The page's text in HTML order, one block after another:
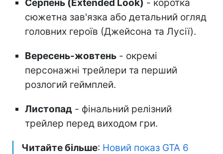
Серпень (Extended Look) - коротка
сюжетна зав'язка або детальний огляд
головних героїв (Джейсона та Лусії).
Вересень-жовтень - окремі
персонажні трейлери та перший
розлогий геймплей.
Листопад - фінальний релізний
трейлер перед виходом гри.
Читайте більше: Новий показ GTA 6